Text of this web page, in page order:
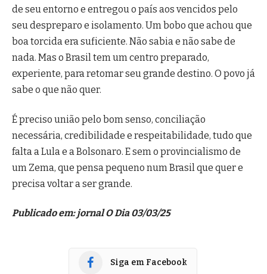
de seu entorno e entregou o país aos vencidos pelo
seu despreparo e isolamento. Um bobo que achou que
boa torcida era suficiente. Não sabia e não sabe de
nada. Mas o Brasil tem um centro preparado,
experiente, para retomar seu grande destino. O povo já
sabe o que não quer.
É preciso união pelo bom senso, conciliação
necessária, credibilidade e respeitabilidade, tudo que
falta a Lula e a Bolsonaro. E sem o provincialismo de
um Zema, que pensa pequeno num Brasil que quer e
precisa voltar a ser grande.
Publicado em: jornal O Dia 03/03/25
Siga em Facebook